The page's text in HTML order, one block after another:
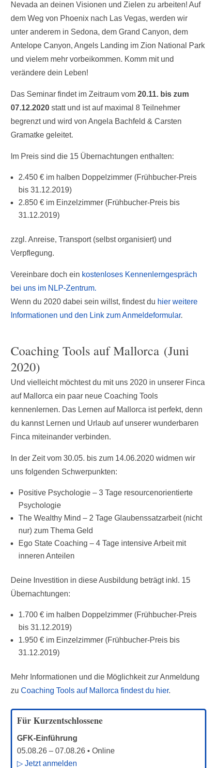
Nevada an deinen Visionen und Zielen zu arbeiten! Auf
dem Weg von Phoenix nach Las Vegas, werden wir
unter anderem in Sedona, dem Grand Canyon, dem
Antelope Canyon, Angels Landing im Zion National Park
und vielem mehr vorbeikommen. Komm mit und
verändere dein Leben!
Das Seminar findet im Zeitraum vom20.11. bis zum
07.12.2020 statt und ist auf maximal 8 Teilnehmer
begrenzt und wird von Angela Bachfeld & Carsten
Gramatke geleitet.
Im Preis sind die 15 Übernachtungen enthalten:
2.450 € im halben Doppelzimmer (Frühbucher-Preis
bis 31.12.2019)
2.850 € im Einzelzimmer (Frühbucher-Preis bis
31.12.2019)
zzgl. Anreise, Transport (selbst organisiert) und
Verpflegung.
Vereinbare doch ein kostenloses Kennenlerngespräch
bei uns im NLP-Zentrum.
Wenn du 2020 dabei sein willst, findest du hier weitere
Informationen und den Link zum Anmeldeformular.
Coaching Tools auf Mallorca (Juni
2020)
Und vielleicht möchtest du mit uns 2020 in unserer Finca
auf Mallorca ein paar neue Coaching Tools
kennenlernen. Das Lernen auf Mallorca ist perfekt, denn
du kannst Lernen und Urlaub auf unserer wunderbaren
Finca miteinander verbinden.
In der Zeit vom 30.05. bis zum 14.06.2020 widmen wir
uns folgenden Schwerpunkten:
Positive Psychologie – 3 Tage resourcenorientierte
Psychologie
The Wealthy Mind – 2 Tage Glaubenssatzarbeit (nicht
nur) zum Thema Geld
Ego State Coaching – 4 Tage intensive Arbeit mit
inneren Anteilen
Deine Investition in diese Ausbildung beträgt inkl. 15
Übernachtungen:
1.700 € im halben Doppelzimmer (Frühbucher-Preis
bis 31.12.2019)
1.950 € im Einzelzimmer (Frühbucher-Preis bis
31.12.2019)
Mehr Informationen und die Möglichkeit zur Anmeldung
zuCoaching Tools auf Mallorca findest du hier.
Für Kurzentschlossene
GFK-Einführung
05.08.26 – 07.08.26 • Online
▷ Jetzt anmelden